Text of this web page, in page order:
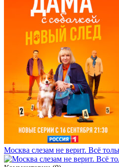
Москва слезам не верит. Всё